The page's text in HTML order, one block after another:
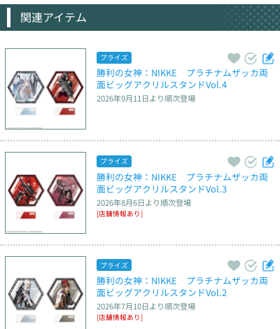
関連アイテム
プライズ
勝利の女神：NIKKE　プラチナムザッカ両
面ビッグアクリルスタンドVol.4
2026年9月11日より順次登場
プライズ
勝利の女神：NIKKE　プラチナムザッカ両
面ビッグアクリルスタンドVol.3
2026年8月6日より順次登場
[店舗情報あり]
プライズ
勝利の女神：NIKKE　プラチナムザッカ両
面ビッグアクリルスタンドVol.2
2026年7月10日より順次登場
[店舗情報あり]